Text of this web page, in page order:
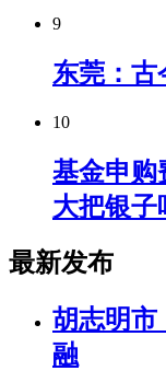
9
东莞：古
10
基金申购
大把银子
最新发布
胡志明市
融